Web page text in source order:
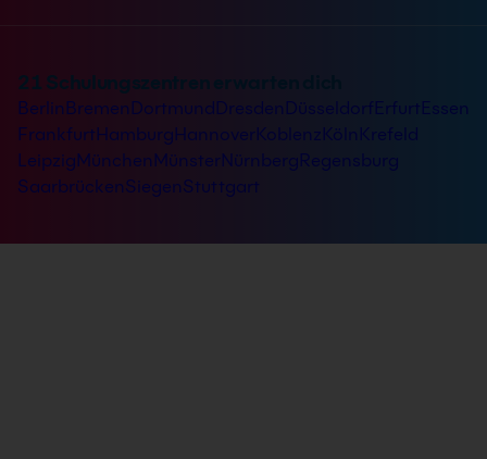
21 Schulungszentren erwarten dich
Berlin Bremen Dortmund ErfurtEssen
FrankfurtHamburgHannover
Krefeld
LeipzigMünchen Münster
SaarbrückenSiegen Stuttgart